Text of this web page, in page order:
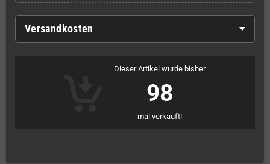
Versandkosten
Dieser Artikel wurde bisher
98
mal verkauft!